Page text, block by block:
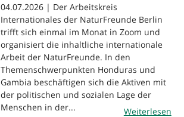
04.07.2026 | Der Arbeitskreis
Internationales der NaturFreunde Berlin
trifft sich einmal im Monat in Zoom und
organisiert die inhaltliche internationale
Arbeit der NaturFreunde. In den
Themenschwerpunkten Honduras und
Gambia beschäftigen sich die Aktiven mit
der politischen und sozialen Lage der
Menschen in der...
Weiterlesen